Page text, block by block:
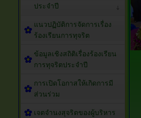
ประจำปี
แนวปฏิบัติการจัดการเรื่อง
ร้องเรียนการทุจริต
ข้อมูลเชิงสถิติเรื่องร้องเรียน
การทุจริตประจำปี
การเปิดโอกาสให้เกิดการมี
ส่วนร่วม
เจตจำนงสุจริตของผู้บริหาร